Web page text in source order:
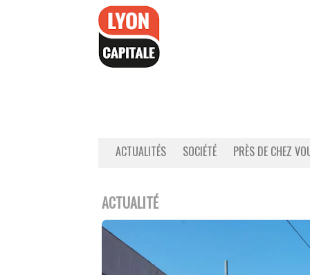
ACTUALITÉS SOCIÉTÉ PRÈS DE CHEZ
ACTUALITÉ